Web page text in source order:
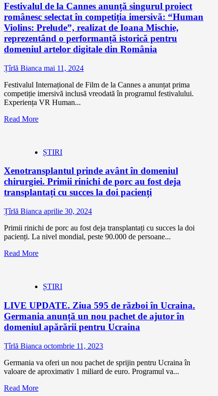
Festivalul de la Cannes anunță singurul proiect
românesc selectat în competiția imersivă: “Human
Violins: Prelude”, realizat de Ioana Mischie,
reprezentând o performanță istorică pentru
domeniul artelor digitale din România
Țîrlă Bianca mai 11, 2024
Festivalul Internațional de Film de la Cannes a anunțat prima
competiție imersivă inclusă vreodată în programul festivalului.
Experiența VR Human...
Read More
ȘTIRI
Xenotransplantul prinde avânt în domeniul
chirurgiei. Primii rinichi de porc au fost deja
transplantați cu succes la doi pacienți
Țîrlă Bianca aprilie 30, 2024
Primii rinichi de porc au fost deja transplantați cu succes la doi
pacienți. La nivel mondial, peste 90.000 de persoane...
Read More
ȘTIRI
LIVE UPDATE. Ziua 595 de război în Ucraina.
Germania anunță un nou pachet de ajutor în
domeniul apărării pentru Ucraina
Țîrlă Bianca octombrie 11, 2023
Germania va oferi un nou pachet de sprijin pentru Ucraina în
valoare de aproximativ 1 miliard de euro. Programul va...
Read More